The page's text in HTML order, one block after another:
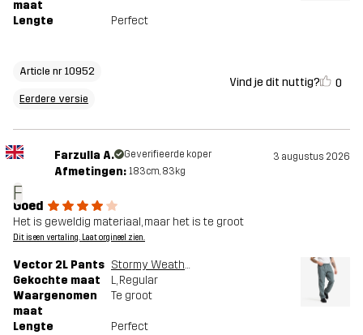
maat
Lengte
Perfect
Article nr 10952
Eerdere versie
Vind je dit nuttig? 0
F
Farzulla A. Geverifieerde koper 3 augustus 2026
Afmetingen: 183cm, 83kg
Goed
Het is geweldig materiaal, maar het is te groot
Dit is een vertaling. Laat orgineel zien.
Vector 2L Pants
Stormy Weather
Gekochte maat
L, Regular
Waargenomen
maat
Te groot
Lengte Perfect